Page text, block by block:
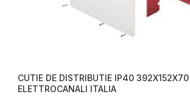
CUTIE DE DISTRIBUTIE IP40 392X152X70
ELETTROCANALI ITALIA